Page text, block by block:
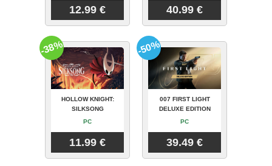
12.99 € 40.99 €
HOLLOW KNIGHT:
SILKSONG
PC
11.99 €
-38%
007 FIRST LIGHT
DELUXE EDITION
PC
39.49 €
-50%